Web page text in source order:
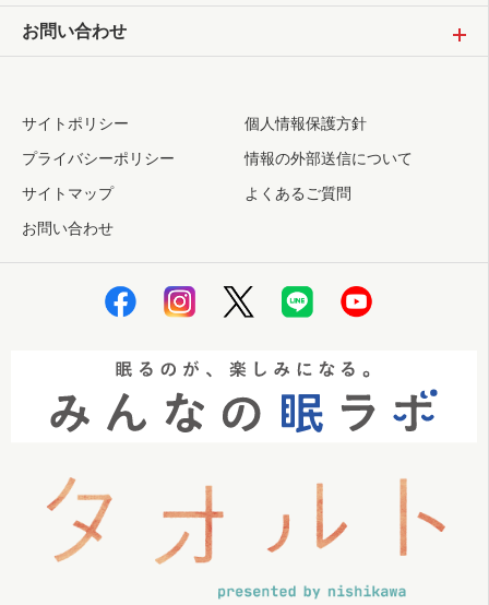
お問い合わせ
サイトポリシー
個人情報保護方針
プライバシーポリシー
情報の外部送信について
サイトマップ
よくあるご質問
お問い合わせ